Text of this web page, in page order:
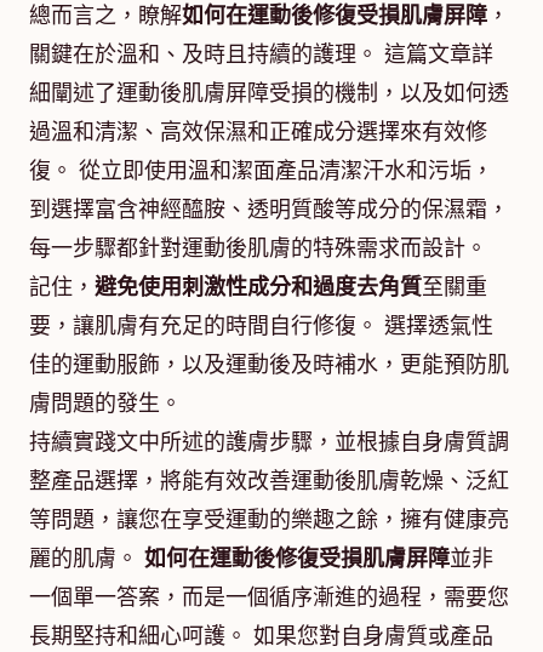
總而言之，瞭解如何在運動後修復受損肌膚屏障 ，
關鍵在於溫和、及時且持續的護理。 這篇文章詳
細闡述了運動後肌膚屏障受損的機制，以及如何透
過溫和清潔、高效保濕和正確成分選擇來有效修
復。 從立即使用溫和潔面產品清潔汗水和污垢，
到選擇富含神經醯胺、透明質酸等成分的保濕霜，
每一步驟都針對運動後肌膚的特殊需求而設計。
記住， 避免使用刺激性成分和過度去角質至關重
要，讓肌膚有充足的時間自行修復。 選擇透氣性
佳的運動服飾，以及運動後及時補水，更能預防肌
膚問題的發生。
持續實踐文中所述的護膚步驟，並根據自身膚質調
整產品選擇，將能有效改善運動後肌膚乾燥、泛紅
等問題，讓您在享受運動的樂趣之餘，擁有健康亮
麗的肌膚。 如何在運動後修復受損肌膚屏障並非
一個單一答案，而是一個循序漸進的過程，需要您
長期堅持和細心呵護。 如果您對自身膚質或產品